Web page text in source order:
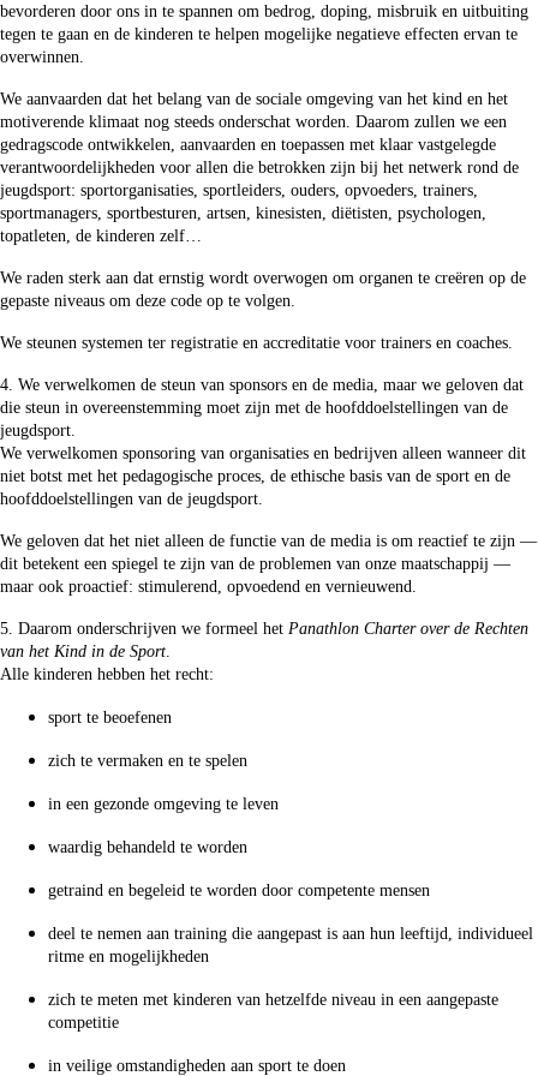
bevorderen door ons in te spannen om bedrog, doping, misbruik en uitbuiting
tegen te gaan en de kinderen te helpen mogelijke negatieve effecten ervan te
overwinnen.
We aanvaarden dat het belang van de sociale omgeving van het kind en het
motiverende klimaat nog steeds onderschat worden. Daarom zullen we een
gedragscode ontwikkelen, aanvaarden en toepassen met klaar vastgelegde
verantwoordelijkheden voor allen die betrokken zijn bij het netwerk rond de
jeugdsport: sportorganisaties, sportleiders, ouders, opvoeders, trainers,
sportmanagers, sportbesturen, artsen, kinesisten, diëtisten, psychologen,
topatleten, de kinderen zelf…
We raden sterk aan dat ernstig wordt overwogen om organen te creëren op de
gepaste niveaus om deze code op te volgen.
We steunen systemen ter registratie en accreditatie voor trainers en coaches.
4. We verwelkomen de steun van sponsors en de media, maar we geloven dat
die steun in overeenstemming moet zijn met de hoofddoelstellingen van de
jeugdsport.
We verwelkomen sponsoring van organisaties en bedrijven alleen wanneer dit
niet botst met het pedagogische proces, de ethische basis van de sport en de
hoofddoelstellingen van de jeugdsport.
We geloven dat het niet alleen de functie van de media is om reactief te zijn —
dit betekent een spiegel te zijn van de problemen van onze maatschappij —
maar ook proactief: stimulerend, opvoedend en vernieuwend.
5. Daarom onderschrijven we formeel het Panathlon Charter over de Rechten
van het Kind in de Sport.
Alle kinderen hebben het recht:
sport te beoefenen
zich te vermaken en te spelen
in een gezonde omgeving te leven
waardig behandeld te worden
getraind en begeleid te worden door competente mensen
deel te nemen aan training die aangepast is aan hun leeftijd, individueel
ritme en mogelijkheden
zich te meten met kinderen van hetzelfde niveau in een aangepaste
competitie
in veilige omstandigheden aan sport te doen